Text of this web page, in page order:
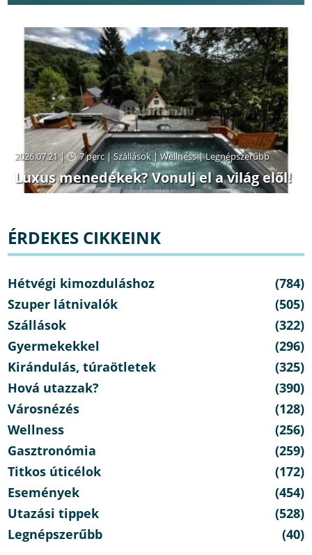
2026.07.21 | 7 perc|Szállások|Wellness|Legnépszerűbb
Luxus menedékek? Vonulj el a világ elől!
ÉRDEKES CIKKEINK
Hétvégi kimozduláshoz
(784)
Szuper látnivalók
(505)
Szállások
(322)
Gyermekekkel
(296)
Kirándulás, túraötletek
(325)
Hová utazzak?
(390)
Városnézés
(128)
Wellness
(256)
Gasztronómia
(259)
Titkos úticélok
(172)
Események
(454)
Utazási tippek
(528)
Legnépszerűbb
(40)